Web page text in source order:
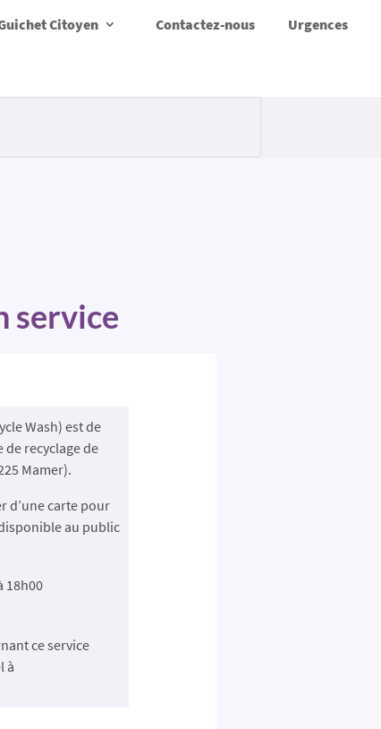
Citoyen Contactez-nous Urgences
service
Wash) est de
recyclage de
Mamer).
d’une carte pour
au public
18h00
ce service
à